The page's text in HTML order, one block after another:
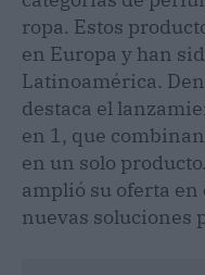
ropa. Estos
en Europa y han
Latinoamérica.
destaca el
en 1, que
en un solo
amplió su oferta
nuevas soluciones